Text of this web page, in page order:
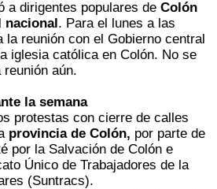
a dirigentes populares deColón
nacional. Para el lunes a las
la reunión con el Gobierno central
iglesia católica en Colón. No se
aún.
la semana
protestas con cierre de calles
provincia de Colón, por parte de
por la Salvación de Colón e
Único de Trabajadores de la
(Suntracs).